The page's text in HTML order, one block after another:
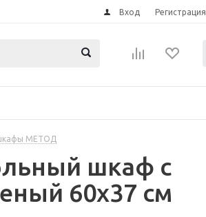
Вход Регистрация
МЕТОД
шкаф с
60x37 см